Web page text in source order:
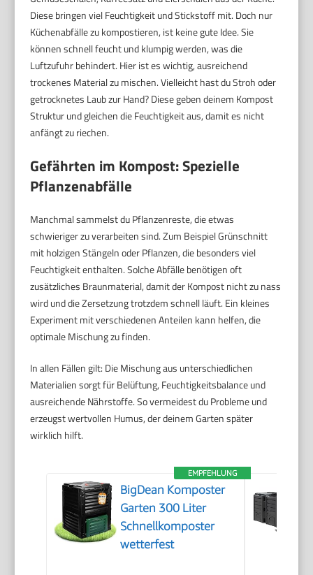
Diese bringen viel Feuchtigkeit und Stickstoff mit. Doch nur
Küchenabfälle zu kompostieren, ist keine gute Idee. Sie
können schnell feucht und klumpig werden, was die
Luftzufuhr behindert. Hier ist es wichtig, ausreichend
trockenes Material zu mischen. Vielleicht hast du Stroh oder
getrocknetes Laub zur Hand? Diese geben deinem Kompost
Struktur und gleichen die Feuchtigkeit aus, damit es nicht
anfängt zu riechen.
Gefährten im Kompost: Spezielle
Pflanzenabfälle
Manchmal sammelst du Pflanzenreste, die etwas
schwieriger zu verarbeiten sind. Zum Beispiel Grünschnitt
mit holzigen Stängeln oder Pflanzen, die besonders viel
Feuchtigkeit enthalten. Solche Abfälle benötigen oft
zusätzliches Braunmaterial, damit der Kompost nicht zu nass
wird und die Zersetzung trotzdem schnell läuft. Ein kleines
Experiment mit verschiedenen Anteilen kann helfen, die
optimale Mischung zu finden.
In allen Fällen gilt: Die Mischung aus unterschiedlichen
Materialien sorgt für Belüftung, Feuchtigkeitsbalance und
ausreichende Nährstoffe. So vermeidest du Probleme und
erzeugst wertvollen Humus, der deinem Garten später
wirklich hilft.
EMPFEHLUNG
BigDean Komposter
Garten 300 Liter
Schnellkomposter
wetterfest